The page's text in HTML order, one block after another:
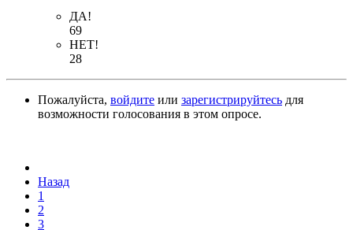
ДА!
69
НЕТ!
28
Пожалуйста, войдите или зарегистрируйтесь для
возможности голосования в этом опросе.
Назад
1
2
3